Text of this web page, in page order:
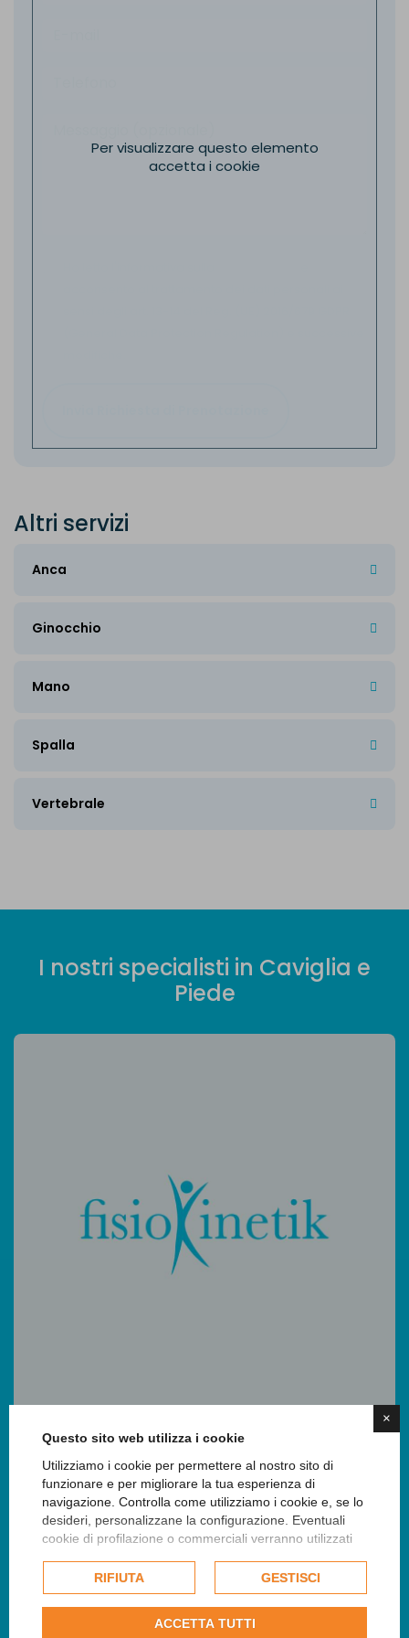
×
Questo sito web utilizza i cookie
Utilizziamo i cookie per permettere al nostro sito di
funzionare e per migliorare la tua esperienza di
navigazione. Controlla come utilizziamo i cookie e, se lo
desideri, personalizzane la configurazione. Eventuali
cookie di profilazione o commerciali verranno utilizzati
dell'utente e, se consentito, potrebbero essere utilizzati
per personalizzare gli annunci pubblicitari. Per ulteriori
informazioni su come Google utilizza i dati raccolti,
politica sulla privacy di Google
RIFIUTA GESTISCI
ACCETTA TUTTI
Per visualizzare questo elemento
accetta i cookie
Altri servizi
Anca
Ginocchio
Mano
Spalla
Vertebrale
I nostri specialisti in Caviglia e
Piede
Dott. Giacomo Zanon
Specialista in Ortopedia e Traumatologia